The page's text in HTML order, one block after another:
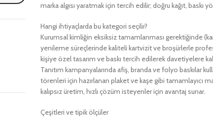
marka algısı yaratmak için tercih edilir; doğru kağıt,
Hangi ihtiyaçlarda bu kategori seçilir?
Kurumsal kimliğin eksiksiz tamamlanması gerektiğinde
yenileme süreçlerinde kaliteli kartvizit ve broşürlerle
kişiye özel tasarım ve baskı tercih edilerek davetiyelere
Tanıtım kampanyalarında afiş, branda ve folyo baskılar
törenleri için hazırlanan plaket ve kaşe gibi tamamlayıcı
kalıpsız üretim, hızlı çözüm isteyenler için avantaj sunar.
Çeşitleri ve tipik ölçüler